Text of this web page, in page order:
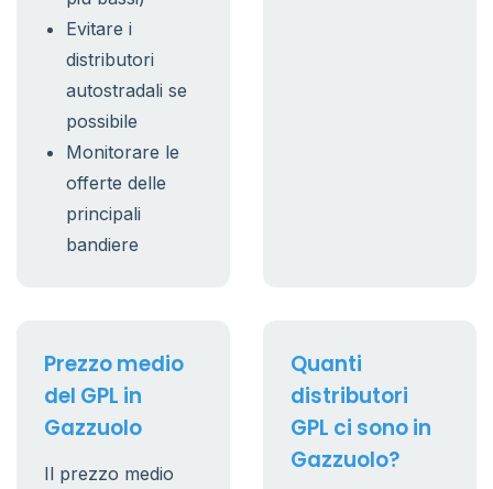
Evitare i
distributori
autostradali se
possibile
Monitorare le
offerte delle
principali
bandiere
Prezzo medio
del GPL in
Gazzuolo
Il prezzo medio
Quanti
distributori
GPL ci sono in
Gazzuolo?